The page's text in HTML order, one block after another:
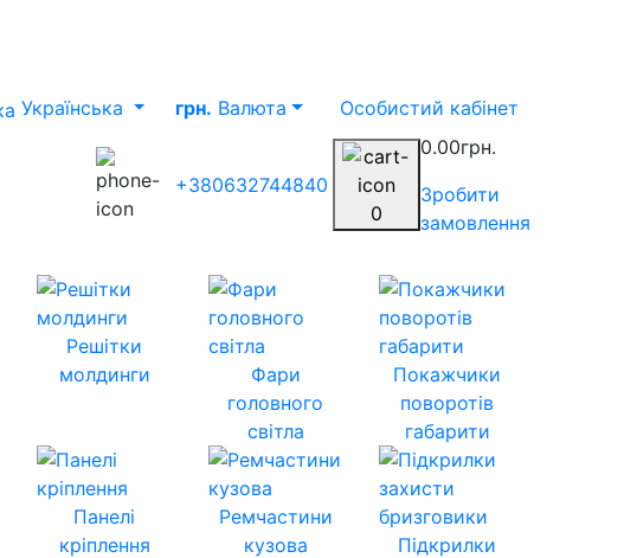
Українська грн. Валюта Особистий кабінет
+380632744840
0
0.00грн.
Зробити
замовлення
Решітки
молдинги
Фари
головного
світла
Покажчики
поворотів
габарити
Панелі
кріплення
Ремчастини
кузова
Підкрилки